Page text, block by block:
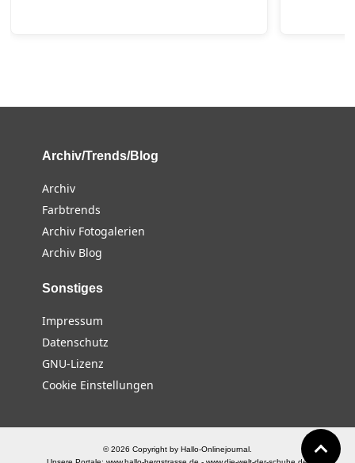
Archiv/Trends/Blog
Archiv
Farbtrends
Archiv Fotogalerien
Archiv Blog
Sonstiges
Impressum
Datenschutz
GNU-Lizenz
Cookie Einstellungen
© 2026 Copyright by Hallo-Onlinejournal.